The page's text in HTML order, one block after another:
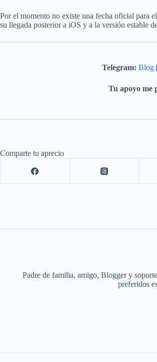
Por el momento no existe una fecha oficial para
su llegada posterior a iOS y a la versión estable
Telegram: Blog
Tu apoyo me
Comparte tu aprecio
Padre de familia, amigo, Blogger y
preferidos